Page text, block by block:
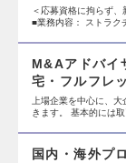
＜応募資格に拘らず
■業務内容： ストラク
M&Aアドバイ
宅・フルフレ
上場企業を中心に、
きます。 基本的には
国内・海外プ